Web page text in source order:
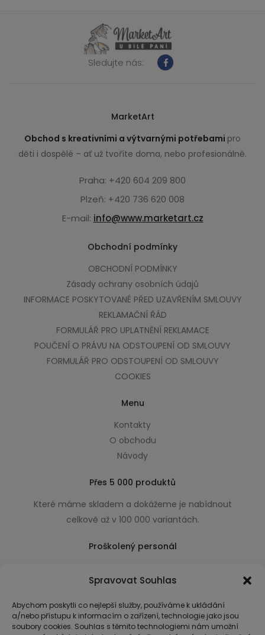
Spravovat Souhlas
Abychom poskytli co nejlepší služby, používáme k ukládání
a/nebo přístupu k informacím o zařízení, technologie jako jsou
soubory cookies. Souhlas s těmito technologiemi nám umožní
Sledujte nás:
MarketArt
Obchod s kreativními a výtvarnými potřebami pro
děti i dospělé – ať už tvoříte doma, nebo profesionálně.
Praha: +420 604 209 800
Plzeň: +420 736 620 008
E-mail: info@www.marketart.cz
Obchodní podmínky
OBCHODNÍ PODMÍNKY
Zásady ochrany osobních údajů
INFORMACE POSKYTOVANÉ PŘED UZAVŘENÍM SMLOUVY
REKLAMAČNÍ ŘÁD
FORMULÁŘ PRO UPLATNĚNÍ REKLAMACE
POUČENÍ O PRÁVU NA ODSTOUPENÍ OD SMLOUVY
FORMULÁŘ PRO ODSTOUPENÍ OD SMLOUVY
COOKIES
Menu
Kontakty
O obchodu
Návody
Přes 5 000 produktů
Které máme skladem a dokážeme je nabídnout
celkově až v 100 000 variantách.
Proškolený personál
usnadňující nákup.